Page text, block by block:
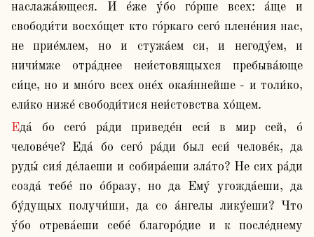
наслажа́ющеся. И е́же у́бо го́рше всех: а́ще и
свободи́ти восхо́щет кто го́ркаго сего́ плене́ния нас,
не прие́млем, но и стужа́ем си, и негоду́ем, и
ничи́мже отра́днее неи́стовящыхся пребыва́юще
си́це, но и мно́го всех оне́х окая́ннейше - и толи́ко,
ели́ко ниже́ свободи́тися неи́стовства хо́щем.
Еда́ бо сего́ ра́ди приведе́н еси́ в мир сей, о́
челове́че? Еда́ бо сего́ ра́ди был еси́ челове́к, да
руды́ сия́ де́лаеши и собира́еши зла́то? Не сих ра́ди
созда́ тебе́ по о́бразу, но да Ему́ угожда́еши, да
бу́дущых получи́ши, да со а́нгелы лику́еши? Что
у́бо отрева́еши себе́ благоро́дие и к после́днему